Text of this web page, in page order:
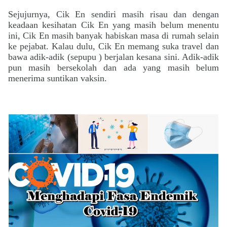
Sejujurnya, Cik En sendiri masih risau dan dengan
keadaan kesihatan Cik En yang masih belum menentu
ini, Cik En masih banyak habiskan masa di rumah selain
ke pejabat. Kalau dulu, Cik En memang suka travel dan
bawa adik-adik (sepupu ) berjalan kesana sini. Adik-adik
pun masih bersekolah dan ada yang masih belum
menerima suntikan vaksin.